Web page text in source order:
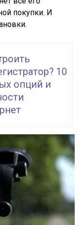
покупки. И
10
опций и